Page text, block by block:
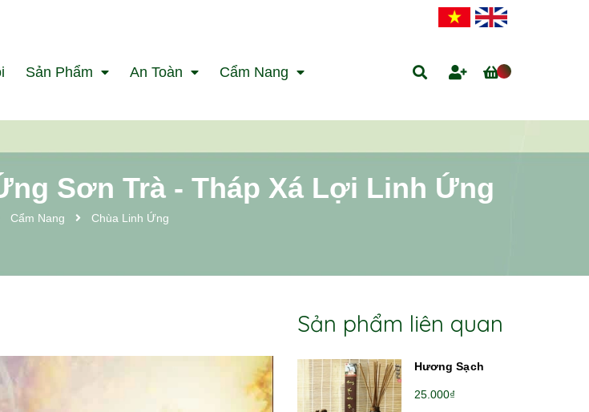
Sản Phẩm An Toàn Cẩm Nang
Sơn Trà - Tháp Xá Lợi Linh Ứng
Cẩm Nang Chùa Linh Ứng
Sản phẩm liên quan
Hương Sạch
25.000₫